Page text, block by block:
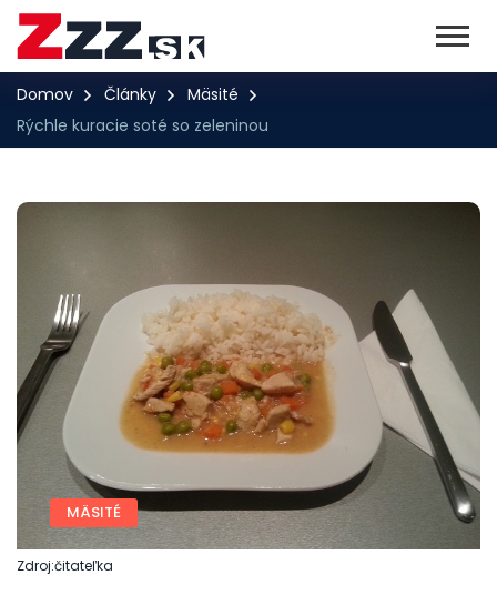
Domov Články
Mäsité
Rýchle kuracie soté so zeleninou
MÄSITÉ
Zdroj:čitateľka